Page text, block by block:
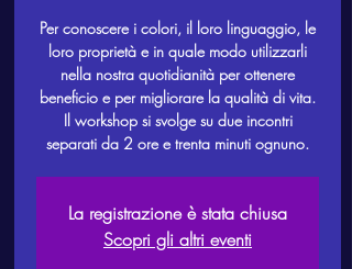
Per conoscere i colori, il loro linguaggio, le
loro proprietà e in quale modo utilizzarli
nella nostra quotidianità per ottenere
beneficio e per migliorare la qualità di vita.
Il workshop si svolge su due incontri
separati da 2 ore e trenta minuti ognuno.
La registrazione è stata chiusa
Scopri gli altri eventi